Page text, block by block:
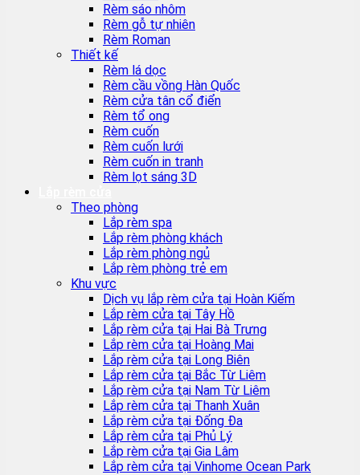
Rèm sáo nhôm
Rèm gỗ tự nhiên
Rèm Roman
Thiết kế
Rèm lá dọc
Rèm cầu vồng Hàn Quốc
Rèm cửa tân cổ điển
Rèm tổ ong
Rèm cuốn
Rèm cuốn lưới
Rèm cuốn in tranh
Rèm lọt sáng 3D
Theo phòng
Lắp rèm spa
Lắp rèm phòng khách
Lắp rèm phòng ngủ
Lắp rèm phòng trẻ em
Khu vực
Dịch vụ lắp rèm cửa tại Hoàn Kiếm
Lắp rèm cửa tại Tây Hồ
Lắp rèm cửa tại Hai Bà Trưng
Lắp rèm cửa tại Hoàng Mai
Lắp rèm cửa tại Long Biên
Lắp rèm cửa tại Bắc Từ Liêm
Lắp rèm cửa tại Nam Từ Liêm
Lắp rèm cửa tại Thanh Xuân
Lắp rèm cửa tại Đống Đa
Lắp rèm cửa tại Phủ Lý
Lắp rèm cửa tại Gia Lâm
Lắp rèm cửa tại Vinhome Ocean Park